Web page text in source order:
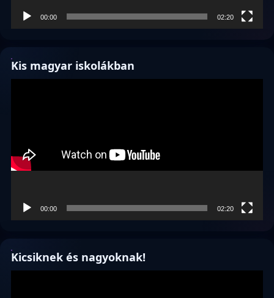
00:00 02:20
Kis magyar iskolákban
00:00 02:20
Kicsiknek és nagyoknak!